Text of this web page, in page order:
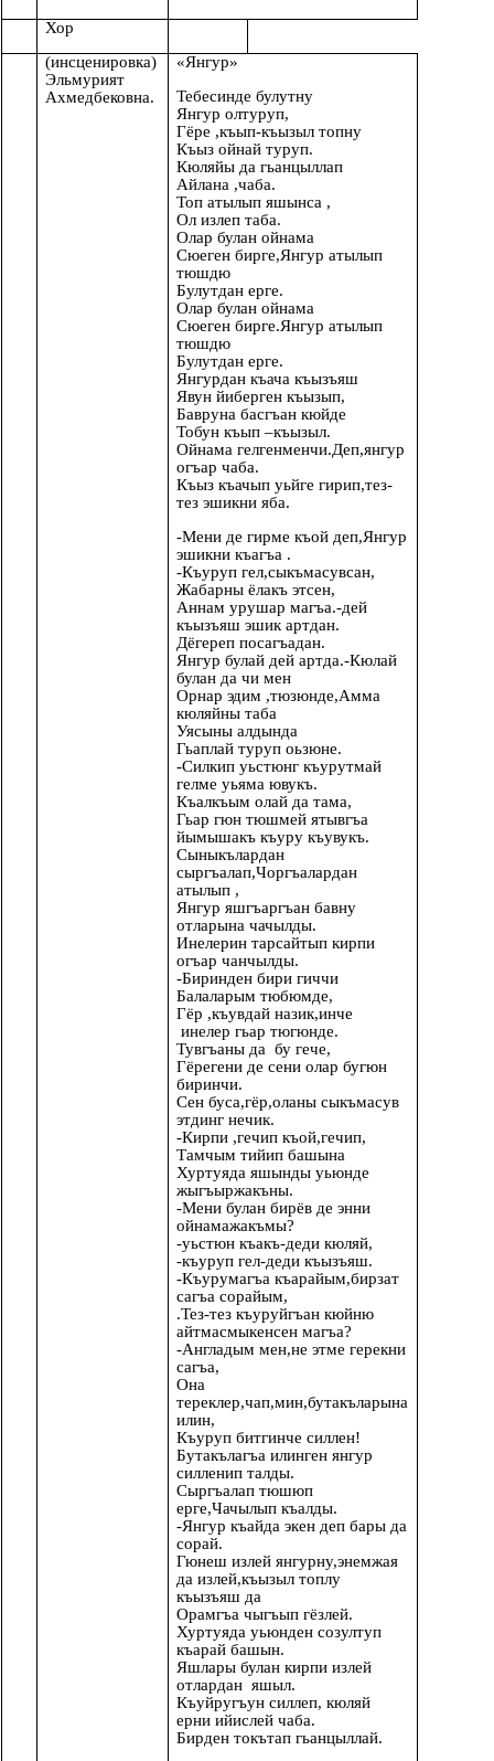
Хор
(инсценировка)
Эльмурият
Ахмедбековна.
«Янгур»
Тебесинде булутну
Янгур олтуруп,
Гёре ,къып-къызыл топну
Къыз ойнай туруп.
Кюляйы да гьанцыллап
Айлана ,чаба.
Топ атылып яшынса ,
Ол излеп таба.
Олар булан ойнама
Сюеген бирге,Янгур атылып
тюшдю
Булутдан ерге.
Олар булан ойнама
Сюеген бирге.Янгур атылып
тюшдю
Булутдан ерге.
Янгурдан къача къызъяш
Явун йиберген къызып,
Бавруна басгъан кюйде
Тобун къып –къызыл.
Ойнама гелгенменчи.Деп,янгур
огъар чаба.
Къыз къачып уьйге гирип,тез-
тез эшикни яба.
-Мени де гирме къой деп,Янгур
эшикни къагъа .
-Къуруп гел,сыкъмасувсан,
Жабарны ёлакъ этсен,
Аннам урушар магъа.-дей
къызъяш эшик артдан.
Дёгереп посагъадан.
Янгур булай дей артда.-Кюлай
булан да чи мен
Орнар эдим ,тюзюнде,Амма
кюляйны таба
Уясыны алдында
Гьаплай туруп оьзюне.
-Силкип уьстюнг къурутмай
гелме уьяма ювукъ.
Къалкъым олай да тама,
Гьар гюн тюшмей ятывгъа
йымышакъ къуру къувукъ.
Сыныкълардан
сыргъалап,Чоргъалардан
атылып ,
Янгур яшгъаргъан бавну
отларына чачылды.
Инелерин тарсайтып кирпи
огъар чанчылды.
-Биринден бири гиччи
Балаларым тюбюмде,
Гёр ,къувдай назик,инче
инелер гьар тюгюнде.
Тувгъаны да бу гече,
Гёрегени де сени олар бугюн
биринчи.
Сен буса,гёр,оланы сыкъмасув
этдинг нечик.
-Кирпи ,гечип къой,гечип,
Тамчым тийип башына
Хуртуяда яшынды уьюнде
жыгъыржакъны.
-Мени булан бирёв де энни
ойнамажакъмы?
-уьстюн къакъ-деди кюляй,
-къуруп гел-деди къызъяш.
-Къурумагъа къарайым,бирзат
сагъа сорайым,
.Тез-тез къуруйгъан кюйню
айтмасмыкенсен магъа?
-Англадым мен,не этме герекни
сагъа,
Она
тереклер,чап,мин,бутакъларына
илин,
Къуруп битгинче силлен!
Бутакълагъа илинген янгур
силленип талды.
Сыргъалап тюшюп
ерге,Чачылып къалды.
-Янгур къайда экен деп бары да
сорай.
Гюнеш излей янгурну,энемжая
да излей,къызыл топлу
къызъяш да
Орамгъа чыгъып гёзлей.
Хуртуяда уьюнден созултуп
къарай башын.
Яшлары булан кирпи излей
отлардан яшыл.
Къуйругъун силлеп, кюляй
ерни ийислей чаба.
Бирден токътап гьанцыллай.